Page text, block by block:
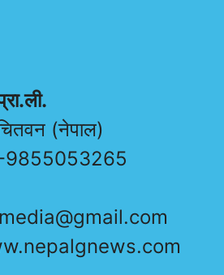
(नेपाल)
9855053265